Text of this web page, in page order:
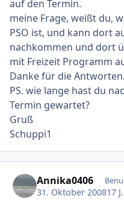
auf den Termin.
meine Frage, weißt du,
PSO ist, und kann dort
nachkommen und dort
mit Freizeit Programm
Danke für die Antworten.
PS. wie lange hast du
Termin gewartet?
Gruß
Schuppi1
Annika0406
31. Oktober 200817 J.